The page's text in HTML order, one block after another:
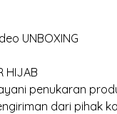
UNBOXING
HIJAB
penukaran
dari pihak